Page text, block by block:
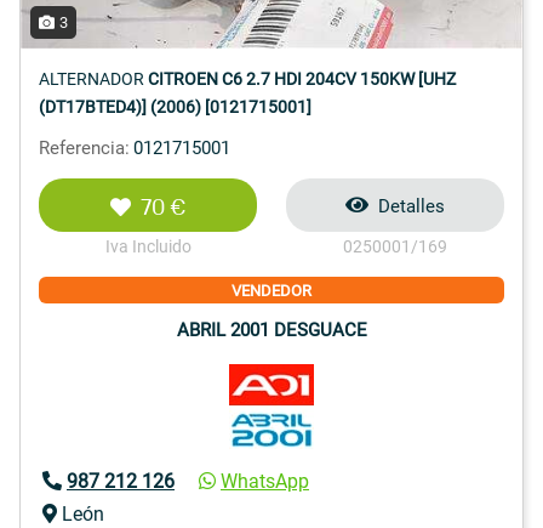
3
ALTERNADOR CITROEN C6 2.7 HDI 204CV 150KW [UHZ
(DT17BTED4)] (2006) [0121715001]
Referencia: 0121715001
70 €
Iva Incluido
Detalles
0250001/169
VENDEDOR
ABRIL 2001 DESGUACE
987 212 126
WhatsApp
León